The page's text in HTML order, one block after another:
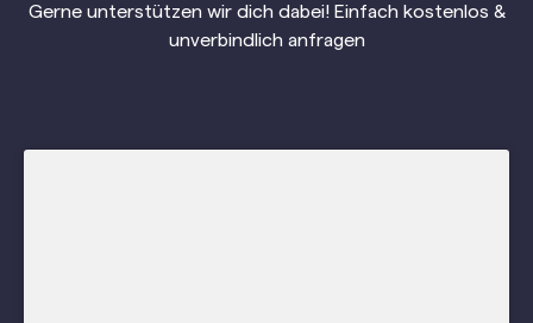
Gerne unterstützen wir dich dabei! Einfach kostenlos &
unverbindlich anfragen